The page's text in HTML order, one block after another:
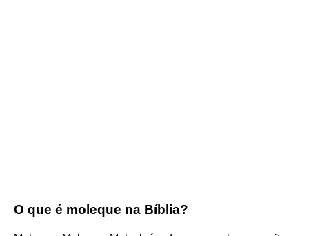
O que é moleque na Bíblia?